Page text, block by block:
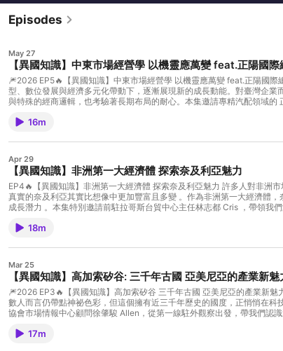
簡稱外貿協會或貿協，是
Powered by Firstory
Episodes
May 27
【異國知識】中東市場經營學 以機靈應萬變 feat.正陽國
🎆2026 EP5🔥【異國知識】中東市場經營學 以機靈應萬變 feat.正陽國
型、數位發展與經濟多元化帶動下，逐漸展現新的成長動能。對臺灣企業
與特殊的經商邏輯，也考驗著長期布局的耐心。本集邀請專精汽配領域的
【本集菜單】🔸 中東市場轉型與新商機🔸 建立信任：比成交更重要的第
聽取每集內容喔！ 👉專業經貿雜誌【經貿透視雙周刊】https://
航海王】: •
Apple https://reurl.cc/GeN3gv •Castbox https://reurl.cc/1eO6NX
tps://reurl.cc/a1xOjY •KKBOX https://reurl.cc/V8WdnA •Player FM
Casts https://reurl.cc/b7mOqy •Podcast Addict https://reurl.cc/
Public https://reurl.cc/1eO66D •RSS https://reurl.cc/MRzl9K
://reurl.cc/rrEQpr【歡迎瀏覽貿協最新資
16m
Apr 29
【異國知識】非洲第一大經濟體 探索奈及利亞魅力
EP4🔥【異國知識】非洲第一大經濟體 探索奈及利亞魅力 許多人對非洲
真實的奈及利亞其實比想像中更加豐富且多變 。作為非洲第一大經濟體
成長潛力 。本集特別邀請前駐拉哥斯台貿中心主任林志都 Cris ，帶領我
https://www.trademag.org.tw/【歡迎至各平台收聽經貿航海王】: •
tps://reurl.cc/a1xOjY •KKBOX https://reurl.cc/V8WdnA •Player FM
Casts https://reurl.cc/b7mOqy •Podcast Addict https://reurl.cc/
Public https://reurl.cc/1eO66D •RSS https://reurl.cc/MRzl9K •Spotify
://reurl.cc/rrEQpr【歡迎瀏覽貿協最新資
訊】: •Facebook https://www.facebook.com/myTAITRA/ •Instagram
an/ •Youtube
18m
Mar 25
【異國知識】高加索矽谷: 三千年古國 亞美尼亞的產業新魅
🎆2026 EP3🔥【異國知識】高加索矽谷 三千年古國 亞美尼亞的產業新魅力 位於歐亞交界的亞美尼亞，或許對多
數人而言仍帶點神祕色彩，但這個擁有近三千年歷史的國度，正悄悄在科
協會市場情報中心顧問徐肇駿 Allen，從第一線駐外觀察出發，帶我們認識這
的商務溝通心法 趕快訂閱 Podcast【經貿航海王】聽取每集內容喔！ 👉專業經貿雜誌【經貿透視雙周刊】
17m